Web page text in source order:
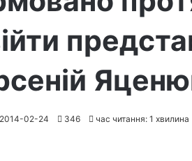
2014-02-24 346 час читання: 1 хвилина